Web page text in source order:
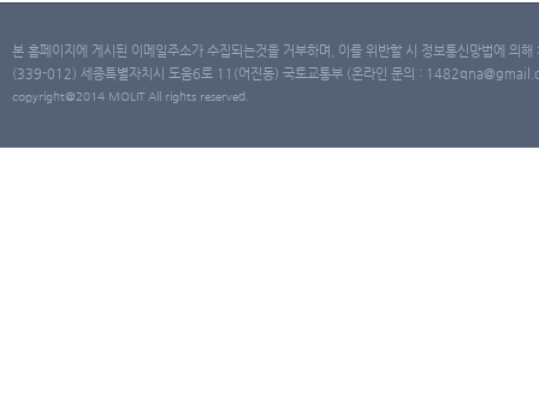
본 홈페이지에 게시된 이메일주소가 수집되는것을 거부하며, 이를 위반할 시 정보통신망법에 의
(339-012) 세종특별자치시 도움6로 11(어진동) 국토교통부 (온라인 문의 :
copyright@2014 MOLIT All rights reserved.